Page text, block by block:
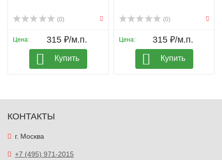
(0)
Цена: 315 ₽/м.п.
Купить
(0)
Цена: 315 ₽/м.п.
Купить
КОНТАКТЫ
г. Москва
+7 (495) 971-2015